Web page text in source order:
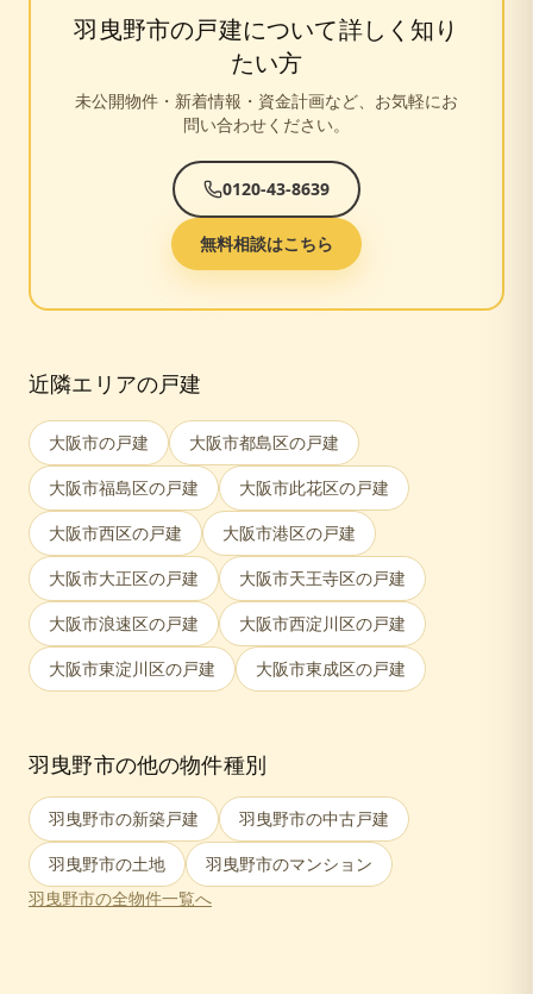
羽曳野市の戸建について詳しく知り
たい方
未公開物件・新着情報・資金計画など、お気軽にお
問い合わせください。
0120-43-8639
無料相談はこちら
近隣エリアの戸建
大阪市の戸建 大阪市都島区の戸建
大阪市福島区の戸建 大阪市此花区の戸建
大阪市西区の戸建 大阪市港区の戸建
大阪市大正区の戸建 大阪市天王寺区の戸建
大阪市浪速区の戸建 大阪市西淀川区の戸建
大阪市東淀川区の戸建 大阪市東成区の戸建
羽曳野市の他の物件種別
羽曳野市の新築戸建 羽曳野市の中古戸建
羽曳野市の土地 羽曳野市のマンション
羽曳野市の全物件一覧へ